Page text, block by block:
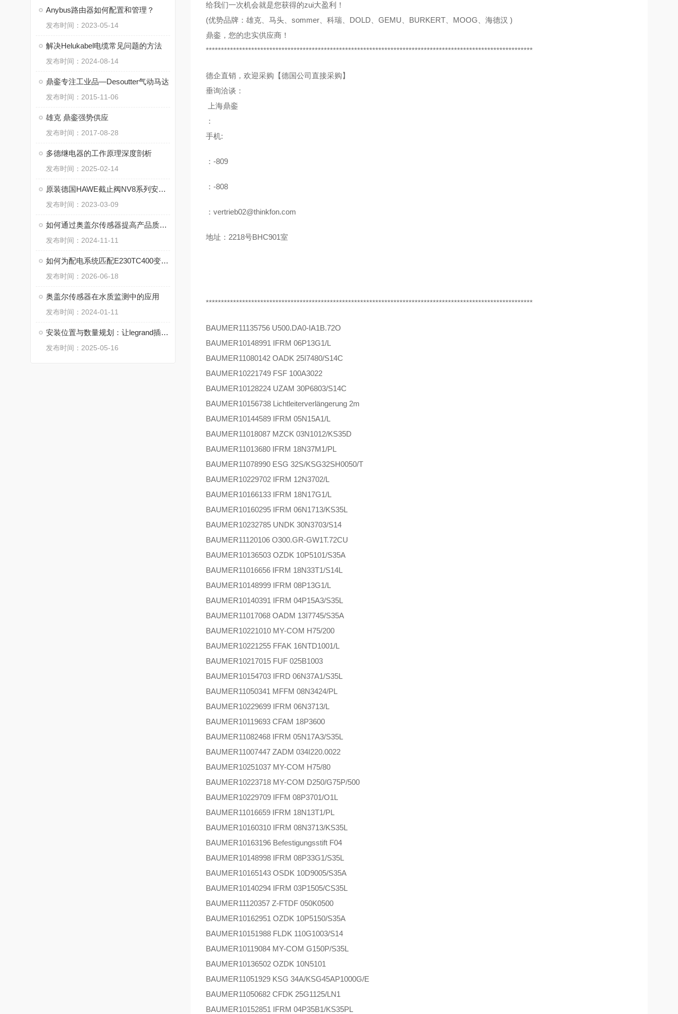
Anybus路由器如何配置和管理？
发布时间：2023-05-14
解决Helukabel电缆常见问题的方法
发布时间：2024-08-14
鼎銮专注工业品—Desoutter气动马达
发布时间：2015-11-06
雄克 鼎銮强势供应
发布时间：2017-08-28
多德继电器的工作原理深度剖析
发布时间：2025-02-14
原装德国HAWE截止阀NV8系列安装流程资料下载
发布时间：2023-03-09
如何通过奥盖尔传感器提高产品质量监控
发布时间：2024-11-11
如何为配电系统匹配E230TC400变压器
发布时间：2026-06-18
奥盖尔传感器在水质监测中的应用
发布时间：2024-01-11
安装位置与数量规划：让legrand插座提升用电效率
发布时间：2025-05-16
给我们一次机会就是您获得的zui大盈利！
(优势品牌：雄克、马头、sommer、科瑞、DOLD、GEMU、BURKERT、MOOG、海德汉 )
鼎銮，您的忠实供应商！
************************************************************************************************************
德企直销，欢迎采购【德国公司直接采购】
垂询洽谈：
上海鼎銮
：
手机:
：-809
：-808
：vertrieb02@thinkfon.com
地址：2218号BHC901室
************************************************************************************************************
BAUMER11135756 U500.DA0-IA1B.72O
BAUMER10148991 IFRM 06P13G1/L
BAUMER11080142 OADK 25I7480/S14C
BAUMER10221749 FSF 100A3022
BAUMER10128224 UZAM 30P6803/S14C
BAUMER10156738 Lichtleiterverlängerung 2m
BAUMER10144589 IFRM 05N15A1/L
BAUMER11018087 MZCK 03N1012/KS35D
BAUMER11013680 IFRM 18N37M1/PL
BAUMER11078990 ESG 32S/KSG32SH0050/T
BAUMER10229702 IFRM 12N3702/L
BAUMER10166133 IFRM 18N17G1/L
BAUMER10160295 IFRM 06N1713/KS35L
BAUMER10232785 UNDK 30N3703/S14
BAUMER11120106 O300.GR-GW1T.72CU
BAUMER10136503 OZDK 10P5101/S35A
BAUMER11016656 IFRM 18N33T1/S14L
BAUMER10148999 IFRM 08P13G1/L
BAUMER10140391 IFRM 04P15A3/S35L
BAUMER11017068 OADM 13I7745/S35A
BAUMER10221010 MY-COM H75/200
BAUMER10221255 FFAK 16NTD1001/L
BAUMER10217015 FUF 025B1003
BAUMER10154703 IFRD 06N37A1/S35L
BAUMER11050341 MFFM 08N3424/PL
BAUMER10229699 IFRM 06N3713/L
BAUMER10119693 CFAM 18P3600
BAUMER11082468 IFRM 05N17A3/S35L
BAUMER11007447 ZADM 034I220.0022
BAUMER10251037 MY-COM H75/80
BAUMER10223718 MY-COM D250/G75P/500
BAUMER10229709 IFFM 08P3701/O1L
BAUMER11016659 IFRM 18N13T1/PL
BAUMER10160310 IFRM 08N3713/KS35L
BAUMER10163196 Befestigungsstift F04
BAUMER10148998 IFRM 08P33G1/S35L
BAUMER10165143 OSDK 10D9005/S35A
BAUMER10140294 IFRM 03P1505/CS35L
BAUMER11120357 Z-FTDF 050K0500
BAUMER10162951 OZDK 10P5150/S35A
BAUMER10151988 FLDK 110G1003/S14
BAUMER10119084 MY-COM G150P/S35L
BAUMER10136502 OZDK 10N5101
BAUMER11051929 KSG 34A/KSG45AP1000G/E
BAUMER11050682 CFDK 25G1125/LN1
BAUMER10152851 IFRM 04P35B1/KS35PL